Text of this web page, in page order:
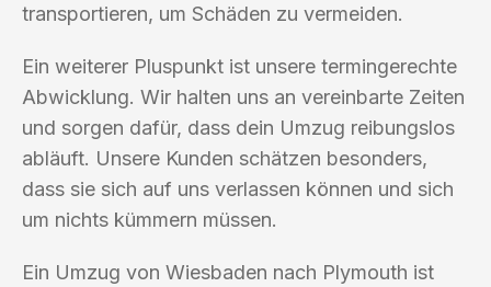
transportieren, um Schäden zu vermeiden.
Ein weiterer Pluspunkt ist unsere termingerechte
Abwicklung. Wir halten uns an vereinbarte Zeiten
und sorgen dafür, dass dein Umzug reibungslos
abläuft. Unsere Kunden schätzen besonders,
dass sie sich auf uns verlassen können und sich
um nichts kümmern müssen.
Ein Umzug von Wiesbaden nach Plymouth ist